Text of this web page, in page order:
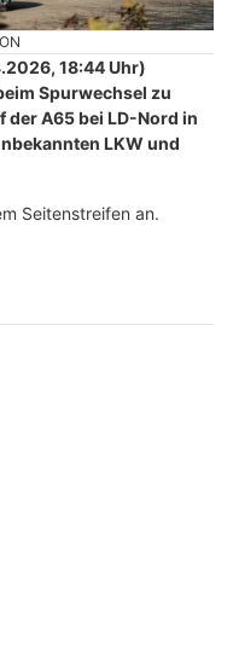
18:44 Uhr)
Spurwechsel zu
der A65 bei LD-Nord in
LKW und
Seitenstreifen an.